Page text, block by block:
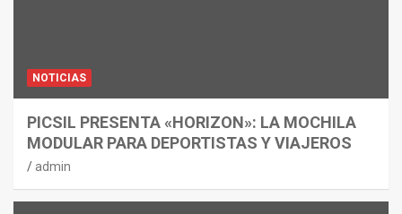
NOTICIAS
PICSIL PRESENTA «HORIZON»: LA MOCHILA
MODULAR PARA DEPORTISTAS Y VIAJEROS
admin